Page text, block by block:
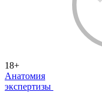
18+
Анатомия
экспертизы